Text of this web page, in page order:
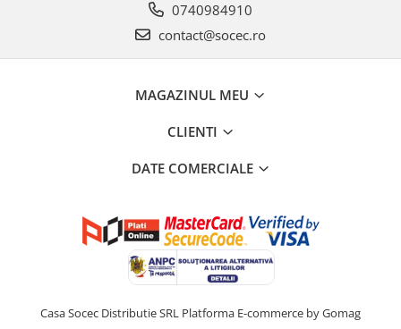
0740984910
contact@socec.ro
MAGAZINUL MEU
CLIENTI
DATE COMERCIALE
Casa Socec Distributie SRL Platforma E-commerce by Gomag